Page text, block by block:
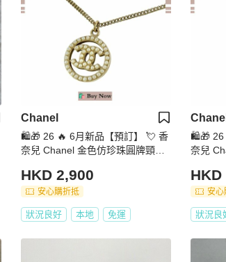
Chanel
🛍️🎁 26 🔥 6月新品【預訂】 💘 香
奈兒 Chanel 金色仿珍珠圓牌頸鏈
HKD 2,900
安心購折抵
狀況良好 本地 免運
Chanel
🛍️🎁 26
奈兒
HKD
安心
狀況良